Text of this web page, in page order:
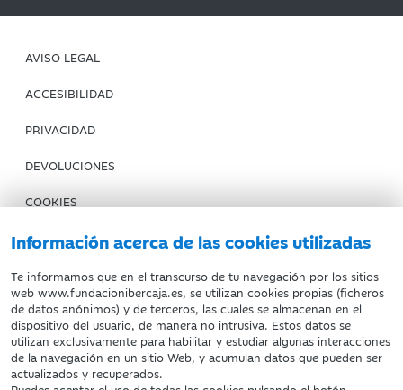
Información acerca de las cookies utilizadas
Te informamos que en el transcurso de tu navegación por los sitios
web www.fundacionibercaja.es, se utilizan cookies propias (ficheros
de datos anónimos) y de terceros, las cuales se almacenan en el
dispositivo del usuario, de manera no intrusiva. Estos datos se
utilizan exclusivamente para habilitar y estudiar algunas interacciones
de la navegación en un sitio Web, y acumulan datos que pueden ser
actualizados y recuperados.
AVISO LEGAL
ACCESIBILIDAD
PRIVACIDAD
DEVOLUCIONES
COOKIES
CONDICIONES DE COMPRA
IBERCAJA BANCO
Fundación Bancaria Ibercaja. C.I.F. G-50000652.
Inscrita en el Registro de Fundaciones del Mº de Educación,
Cultura y Deporte con el nº 1689.